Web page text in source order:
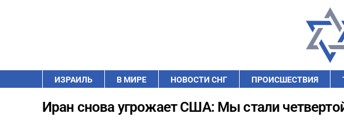
ИЗРАИЛЬ В МИРЕ НОВОСТИ СНГ ПРОИСШЕСТВИЯ
Иран снова угрожает США: Мы стали